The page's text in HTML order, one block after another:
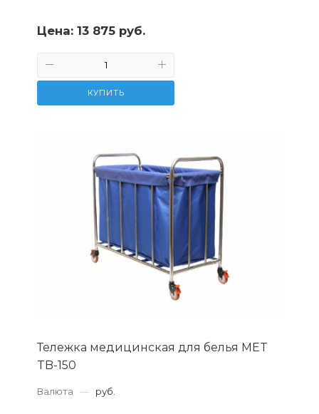
Цена: 13 875 руб.
КУПИТЬ
Тележка медицинская для белья MET
TB-150
Валюта — руб.